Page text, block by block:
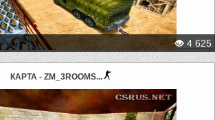
4 625
КАРТА - ZM_3ROOMS...